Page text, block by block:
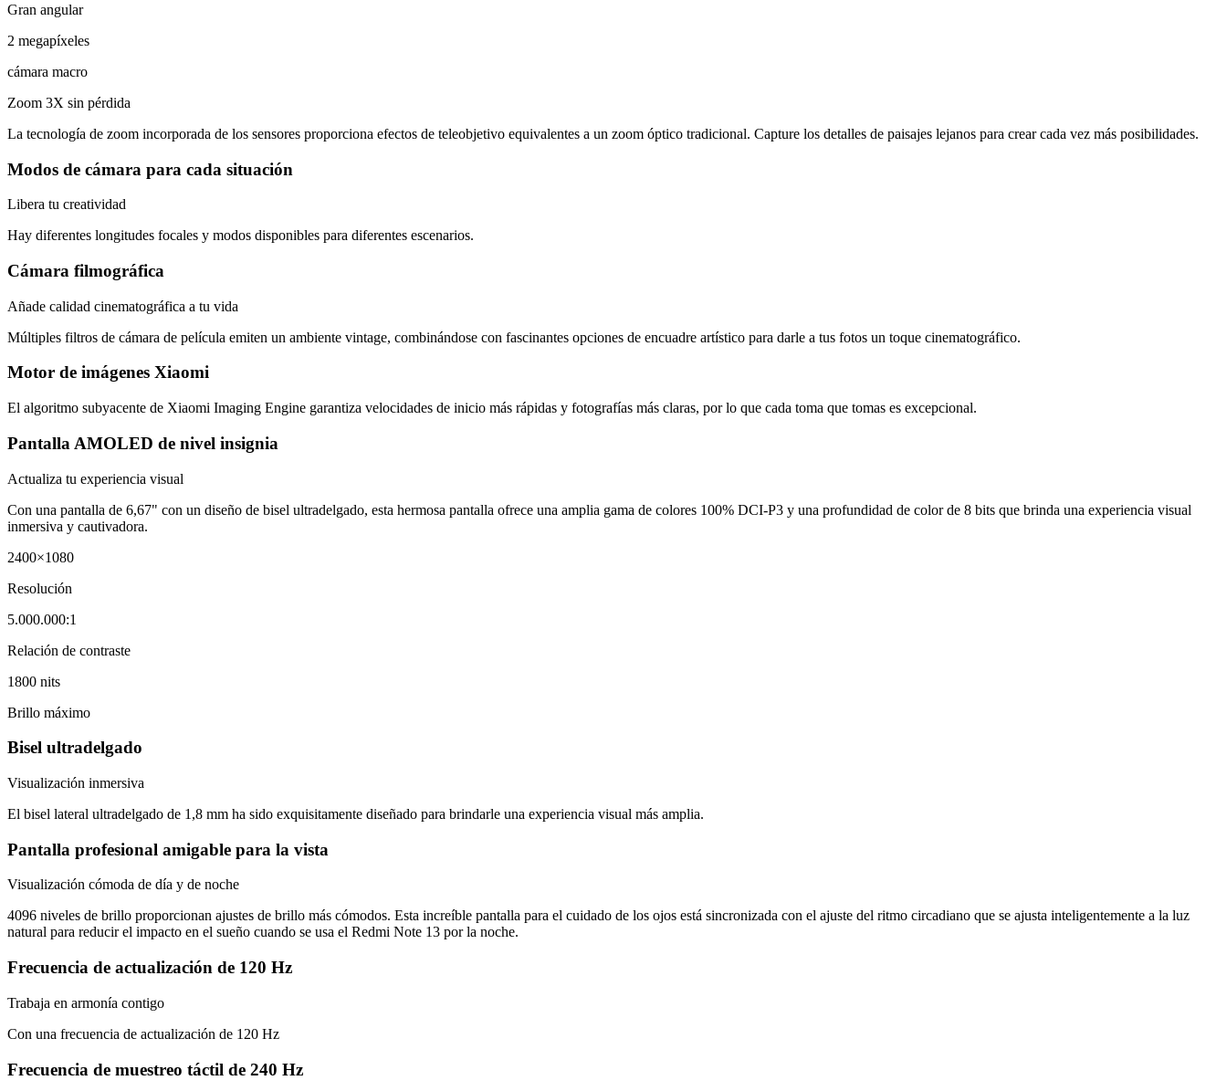
Gran angular
2 megapíxeles
cámara macro
Zoom 3X sin pérdida
La tecnología de zoom incorporada de los sensores proporciona efectos de teleobjetivo equivalentes a un zoom óptico tradicional. Capture los detalles de paisajes lejanos para crear cada vez más posibilidades.
Modos de cámara para cada situación
Libera tu creatividad
Hay diferentes longitudes focales y modos disponibles para diferentes escenarios.
Cámara filmográfica
Añade calidad cinematográfica a tu vida
Múltiples filtros de cámara de película emiten un ambiente vintage, combinándose con fascinantes opciones de encuadre artístico para darle a tus fotos un toque cinematográfico.
Motor de imágenes Xiaomi
El algoritmo subyacente de Xiaomi Imaging Engine garantiza velocidades de inicio más rápidas y fotografías más claras, por lo que cada toma que tomas es excepcional.
Pantalla AMOLED de nivel insignia
Actualiza tu experiencia visual
Con una pantalla de 6,67" con un diseño de bisel ultradelgado, esta hermosa pantalla ofrece una amplia gama de colores 100% DCI-P3 y una profundidad de color de 8 bits que brinda una experiencia visual
inmersiva y cautivadora.
2400×1080
Resolución
5.000.000:1
Relación de contraste
1800 nits
Brillo máximo
Bisel ultradelgado
Visualización inmersiva
El bisel lateral ultradelgado de 1,8 mm ha sido exquisitamente diseñado para brindarle una experiencia visual más amplia.
Pantalla profesional amigable para la vista
Visualización cómoda de día y de noche
4096 niveles de brillo proporcionan ajustes de brillo más cómodos. Esta increíble pantalla para el cuidado de los ojos está sincronizada con el ajuste del ritmo circadiano que se ajusta inteligentemente a la luz
natural para reducir el impacto en el sueño cuando se usa el Redmi Note 13 por la noche.
Frecuencia de actualización de 120 Hz
Trabaja en armonía contigo
Con una frecuencia de actualización de 120 Hz
Frecuencia de muestreo táctil de 240 Hz